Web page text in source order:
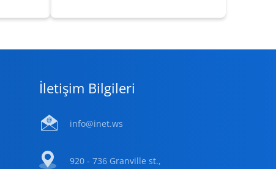
İletişim Bilgileri
info@inet.ws
920 - 736 Granville st.,